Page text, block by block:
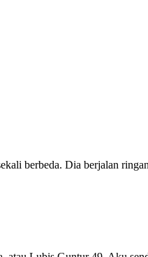
berbeda. Dia berjalan